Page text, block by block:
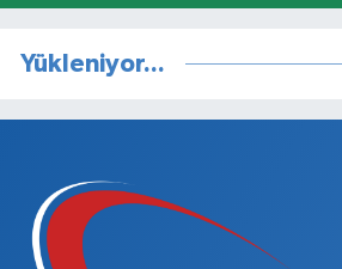
Yükleniyor...